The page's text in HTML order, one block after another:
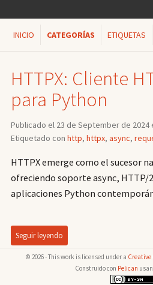
INICIO CATEGORÍAS ETIQUETAS
HTTPX: Cliente
para Python
Publicado el 23 de September de 2024
Etiquetado con http, httpx, async,
HTTPX emerge como el sucesor
ofreciendo soporte async, HTTP/
aplicaciones Python
Seguir leyendo
© 2026 - This work is licensed under a
Construido con Pelican